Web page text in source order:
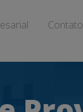
Contato